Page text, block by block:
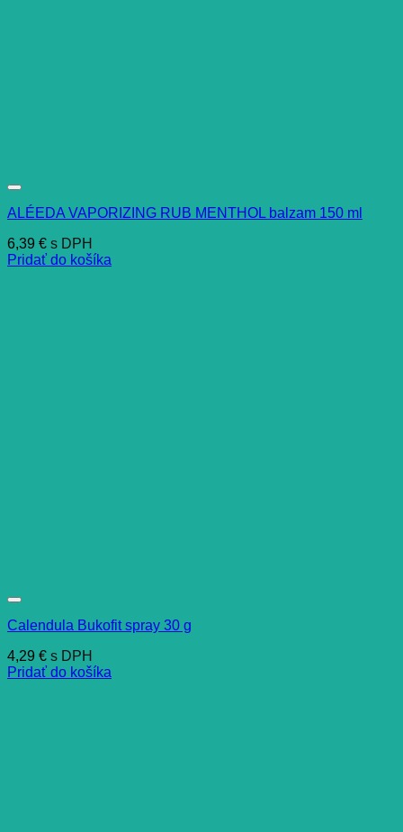
ALÉEDA VAPORIZING RUB MENTHOL balzam 150 ml
6,39 € s DPH
Pridať do košíka
Calendula Bukofit spray 30 g
4,29 € s DPH
Pridať do košíka